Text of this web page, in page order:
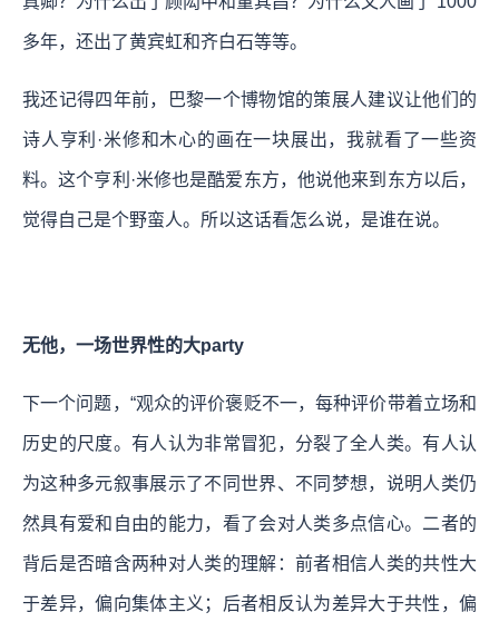
多年，还出了黄宾虹和齐白石等等。
我还记得四年前，巴黎一个博物馆的策展人建议让他们的
诗人亨利·米修和木心的画在一块展出，我就看了一些资
料。这个亨利·米修也是酷爱东方，他说他来到东方以后，
觉得自己是个野蛮人。所以这话看怎么说，是谁在说。
无他，一场世界性的大party
下一个问题，“观众的评价褒贬不一，每种评价带着立场和
历史的尺度。有人认为非常冒犯，分裂了全人类。有人认
为这种多元叙事展示了不同世界、不同梦想，说明人类仍
然具有爱和自由的能力，看了会对人类多点信心。二者的
背后是否暗含两种对人类的理解：前者相信人类的共性大
于差异，偏向集体主义；后者相反认为差异大于共性，偏